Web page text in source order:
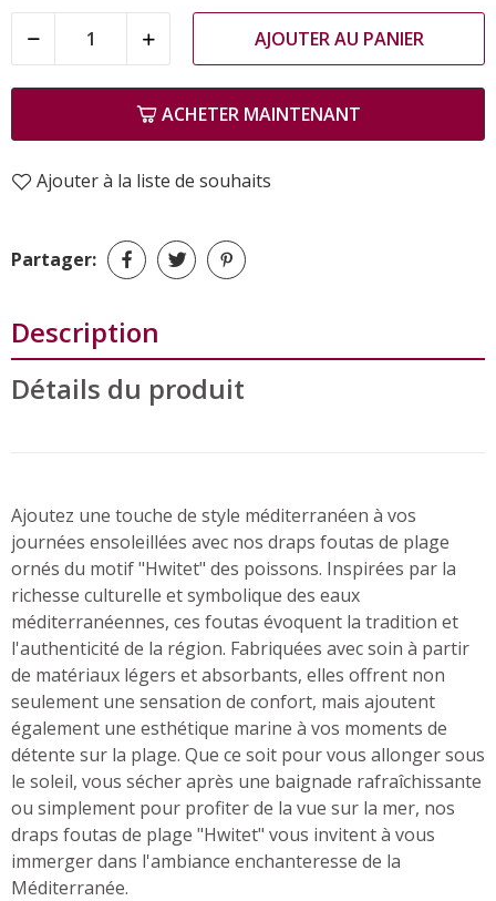
AJOUTER AU PANIER
ACHETER MAINTENANT
Ajouter à la liste de souhaits
Partager:
Description
Détails du produit
Ajoutez une touche de style méditerranéen à vos
journées ensoleillées avec nos draps foutas de plage
ornés du motif "Hwitet" des poissons. Inspirées par la
richesse culturelle et symbolique des eaux
méditerranéennes, ces foutas évoquent la tradition et
l'authenticité de la région. Fabriquées avec soin à partir
de matériaux légers et absorbants, elles offrent non
seulement une sensation de confort, mais ajoutent
également une esthétique marine à vos moments de
détente sur la plage. Que ce soit pour vous allonger sous
le soleil, vous sécher après une baignade rafraîchissante
ou simplement pour profiter de la vue sur la mer, nos
draps foutas de plage "Hwitet" vous invitent à vous
immerger dans l'ambiance enchanteresse de la
Méditerranée.